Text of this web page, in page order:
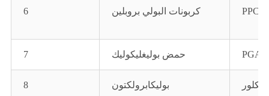
6 كربونات البولي بروبلين PPC
7 حمض بوليغليكوليك PGA
8 بوليكابرولكتون الكلور